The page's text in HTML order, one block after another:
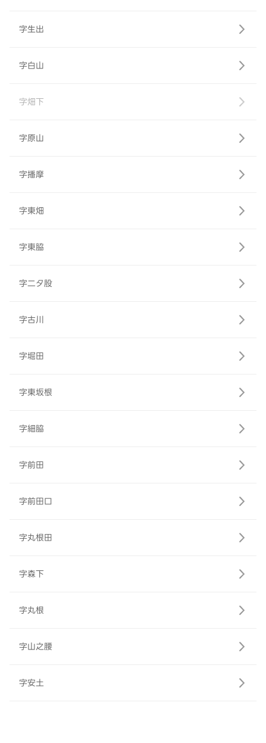
字生出
字白山
字畑下
字原山
字播摩
字東畑
字東脇
字二タ股
字古川
字堀田
字東坂根
字細脇
字前田
字前田口
字丸根田
字森下
字丸根
字山之腰
字安土